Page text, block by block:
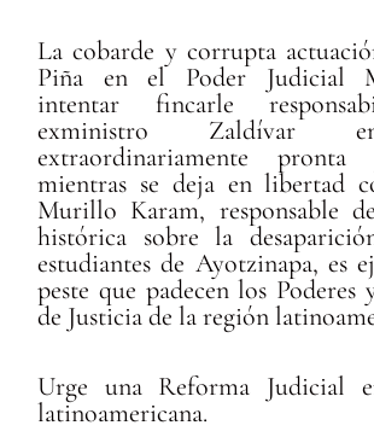
La cobarde y corrupta
Piña en el Poder Judicial
intentar fincarle
exministro Zaldívar
extraordinariamente
mientras se deja en libertad
Murillo Karam, responsable
histórica sobre la
estudiantes de Ayotzinapa, es
peste que padecen los
de Justicia de la región
Urge una Reforma Judicial
latinoamericana.